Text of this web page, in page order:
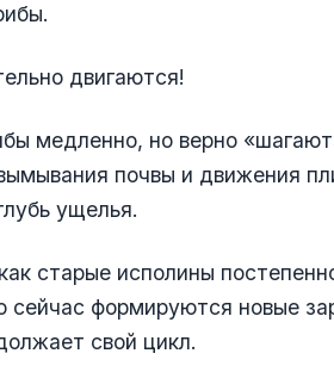
двигаются!
медленно, но верно
почвы и движения
ущелья.
старые исполины
сейчас формируются новые
свой цикл.